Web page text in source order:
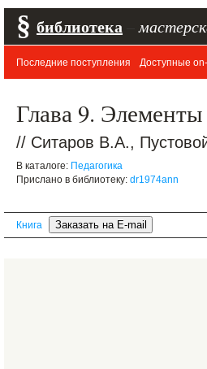
§ библиотека
Последние поступления Доступные
Глава 9. Элементы
// Ситаров В.А.,
В каталоге: Педагогика
Прислано в библиотеку: dr1974ann
Книга